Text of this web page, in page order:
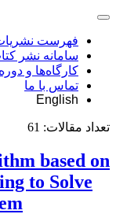
فهرست
سامانه نشر
کارگاه‌ها و
تماس با ما
English
تعداد مقالات: 61
based on
to Solve